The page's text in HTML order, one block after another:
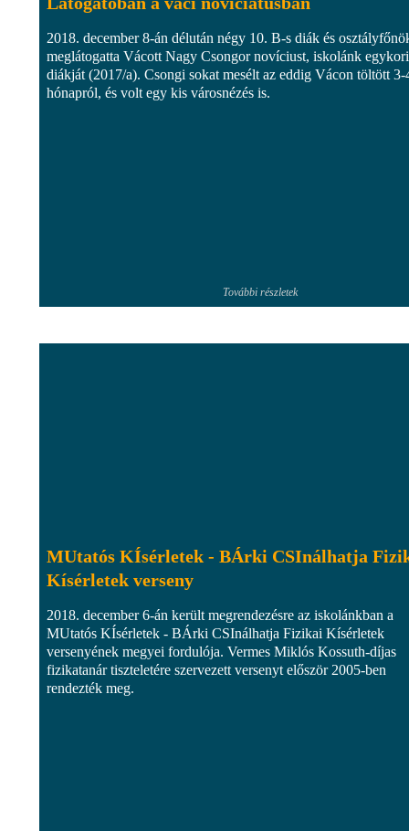
2018. december 8-án délután négy 10. B-s diák és
meglátogatta Vácott Nagy Csongor novíciust, iskolánk egykori
diákját (2017/a). Csongi sokat mesélt az eddig Vácon töltött 3-
hónapról, és volt egy kis városnézés is.
További részletek
MUtatós KÍsérletek - BÁrki CSInálhatja
Kísérletek verseny
2018. december 6-án került megrendezésre az iskolánkban a
MUtatós KÍsérletek - BÁrki CSInálhatja Fizikai Kísérletek
versenyének megyei fordulója. Vermes Miklós Kossuth-díjas
fizikatanár tiszteletére szervezett versenyt először 2005-ben
rendezték meg.